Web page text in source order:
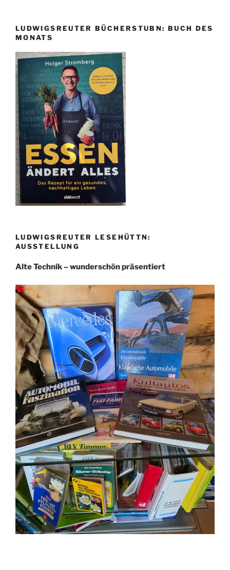
LUDWIGSREUTER BÜCHERSTUBN: BUCH DES
MONATS
LUDWIGSREUTER LESEHÜTTN:
AUSSTELLUNG
Alte Technik – wunderschön präsentiert